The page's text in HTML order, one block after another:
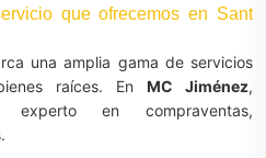
que ofrecemos en Sant
una amplia gama de servicios
raíces. En MC Jiménez,
experto en compraventas,